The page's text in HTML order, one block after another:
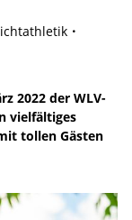
2022 der WLV-
vielfältiges
tollen Gästen